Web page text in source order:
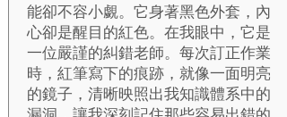
能卻不容小覷。它身著黑色外套，內
心卻是醒目的紅色。在我眼中，它是
一位嚴謹的糾錯老師。每次訂正作業
時，紅筆寫下的痕跡，就像一面明亮
的鏡子，清晰映照出我知識體系中的